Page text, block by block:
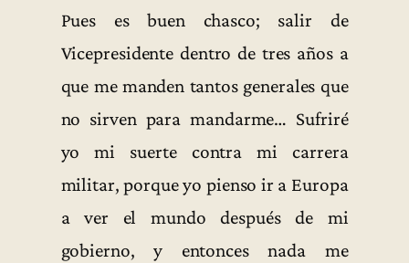
Pues es buen chasco; salir de
Vicepresidente dentro de tres años a
que me manden tantos generales que
no sirven para mandarme… Sufriré
yo mi suerte contra mi carrera
militar, porque yo pienso ir a Europa
a ver el mundo después de mi
gobierno, y entonces nada me